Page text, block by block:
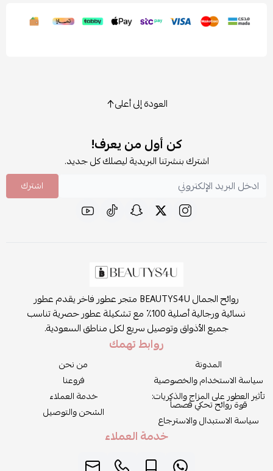
العودة إلى أعلى
كن أول من يعرف!
اشترك بنشرتنا البريدية ليصلك كل جديد.
اشترك
روائح الجمال BEAUTYS4U متجر عطور فاخر يقدم عطور
نسائية ورجالية أصلية 100٪ مع تشكيلة عطور حصرية تناسب
جميع الأذواق وتوصيل سريع لكل مناطق السعودية.
روابط تهمك
المدونة
سياسة الاستخدام والخصوصية
تأثير العطور على المزاج والذكريات:
قوة روائح تحكي قصصاً
سياسة الاستبدال والاسترجاع
من نحن
فروعنا
خدمة العملاء
الشحن والتوصيل
خدمة العملاء